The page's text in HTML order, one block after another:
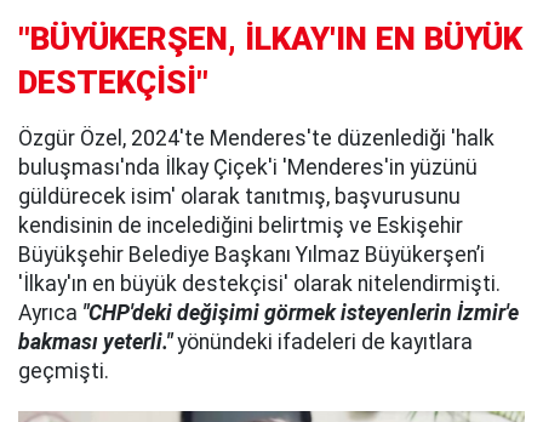
"BÜYÜKERŞEN, İLKAY'IN EN BÜYÜK
DESTEKÇİSİ"
Özgür Özel, 2024'te Menderes'te düzenlediği 'halk
buluşması'nda İlkay Çiçek'i 'Menderes'in yüzünü
güldürecek isim' olarak tanıtmış, başvurusunu
kendisinin de incelediğini belirtmiş ve Eskişehir
Büyükşehir Belediye Başkanı Yılmaz Büyükerşen’i
'İlkay'ın en büyük destekçisi' olarak nitelendirmişti.
Ayrıca "CHP'deki değişimi görmek isteyenlerin İzmir'e
bakması yeterli."yönündeki ifadeleri de kayıtlara
geçmişti.